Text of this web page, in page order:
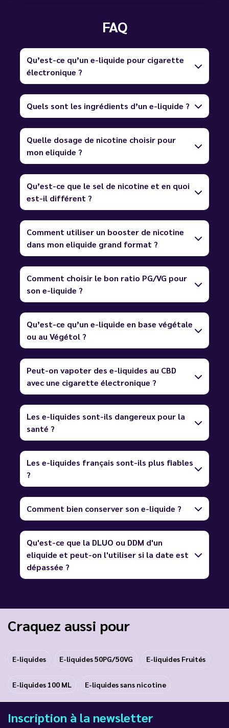
FAQ
Qu’est-ce qu’un e-liquide pour cigarette
électronique ?
Quels sont les ingrédients d’un e-liquide ?
Quelle dosage de nicotine choisir pour
mon eliquide ?
Qu’est-ce que le sel de nicotine et en quoi
est-il différent ?
Comment utiliser un booster de nicotine
dans mon eliquide grand format ?
Comment choisir le bon ratio PG/VG pour
son e-liquide ?
Qu’est-ce qu’un e-liquide en base végétale
ou au Végétol ?
Peut-on vapoter des e-liquides au CBD
avec une cigarette électronique ?
Les e-liquides sont-ils dangereux pour la
santé ?
Les e-liquides français sont-ils plus fiables
?
Comment bien conserver son e-liquide ?
Qu'est-ce que la DLUO ou DDM d'un
eliquide et peut-on l'utiliser si la date est
dépassée ?
Craquez aussi pour
E-liquides E-liquides 50PG/50VG E-liquides Fruités
E-liquides 100 ML E-liquides sans nicotine
Inscription à la newsletter